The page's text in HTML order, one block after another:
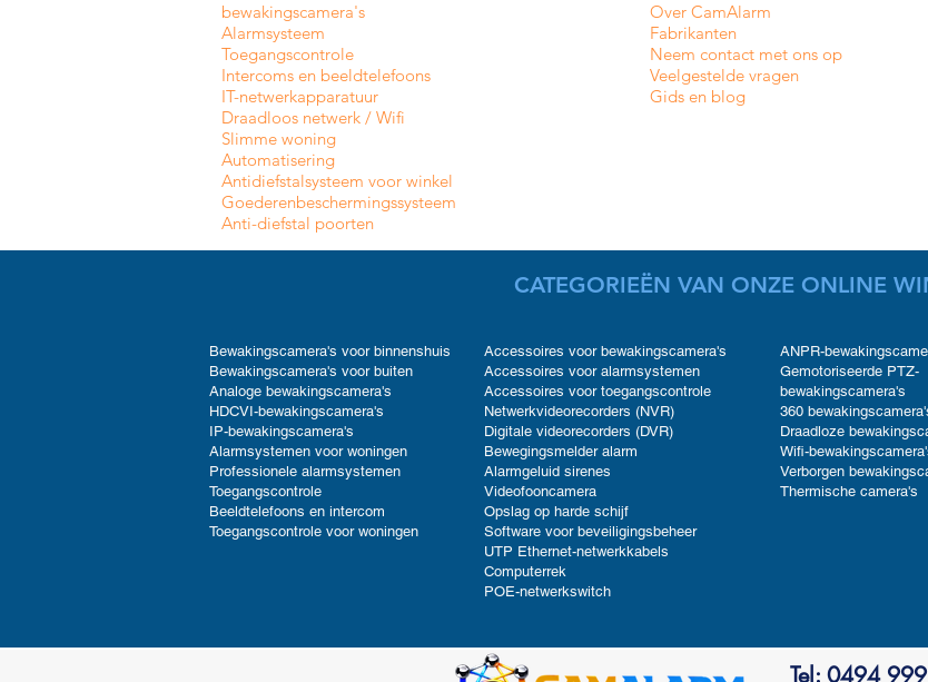
bewakingscamera's
Alarmsysteem
Toegangscontrole
Intercoms en beeldtelefoons
IT-netwerkapparatuur
Draadloos netwerk / Wifi
Slimme woning
Automatisering
Antidiefstalsysteem voor winkel
Goederenbeschermingssysteem
Anti-diefstal poorten
Over CamAlarm
Fabrikanten
Neem contact met ons op
Veelgestelde vragen
Gids en blog
CATEGORIEËN VAN ONZE ONLINE
Bewakingscamera's voor binnenshuis
Bewakingscamera's voor buiten
Analoge bewakingscamera's
HDCVI-bewakingscamera's
IP-bewakingscamera's
Alarmsystemen voor woningen
Professionele alarmsystemen
Toegangscontrole
Beeldtelefoons en intercom
Toegangscontrole voor woningen
Accessoires voor bewakingscamera's
Accessoires voor alarmsystemen
Accessoires voor toegangscontrole
Netwerkvideorecorders (NVR)
Digitale videorecorders (DVR)
Bewegingsmelder alarm
Alarmgeluid sirenes
Videofooncamera
Opslag op harde schijf
Software voor beveiligingsbeheer
UTP Ethernet-netwerkkabels
Computerrek
POE-netwerkswitch
ANPR-
Gemotoriseerde PTZ-
bewakingscamera's
360
Draadloze
Wifi-
Verborgen
Thermische camera's
Tel: 0494